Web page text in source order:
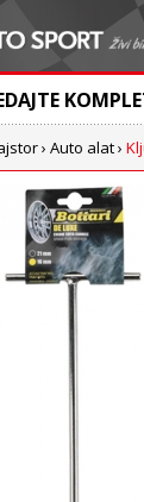
›Auto alat›